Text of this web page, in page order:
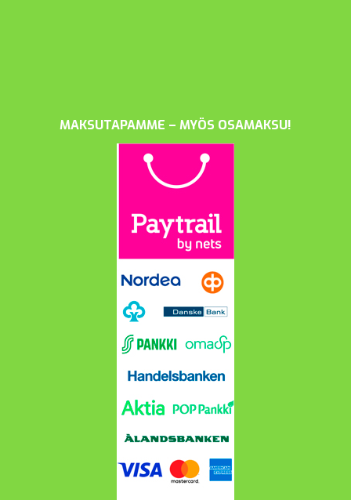
MAKSUTAPAMME – MYÖS OSAMAKSU!